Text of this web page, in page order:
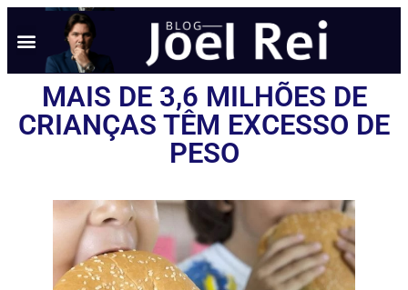
MAIS DE 3,6 MILHÕES DE
CRIANÇAS TÊM EXCESSO DE
PESO